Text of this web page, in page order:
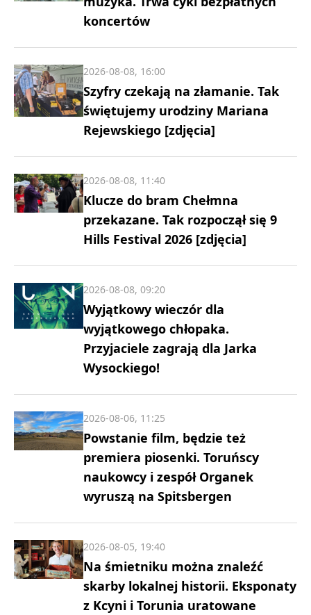
koncertów
Szyfry czekają na złamanie. Tak
świętujemy urodziny Mariana
Rejewskiego [zdjęcia]
2026-08-08, 16:00
Klucze do bram Chełmna
przekazane. Tak rozpoczął się 9
Hills Festival 2026 [zdjęcia]
2026-08-08, 11:40
Wyjątkowy wieczór dla
wyjątkowego chłopaka.
Przyjaciele zagrają dla Jarka
Wysockiego!
2026-08-08, 09:20
Powstanie film, będzie też
premiera piosenki. Toruńscy
naukowcy i zespół Organek
wyruszą na Spitsbergen
2026-08-06, 11:25
Na śmietniku można znaleźć
skarby lokalnej historii. Eksponaty
z Kcyni i Torunia uratowane
2026-08-05, 19:40